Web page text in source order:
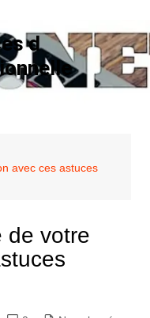
d
avec ces astuces
de votre